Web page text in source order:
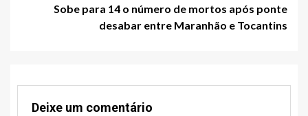
Sobe para 14 o número de mortos após ponte
desabar entre Maranhão e Tocantins
Deixe um comentário